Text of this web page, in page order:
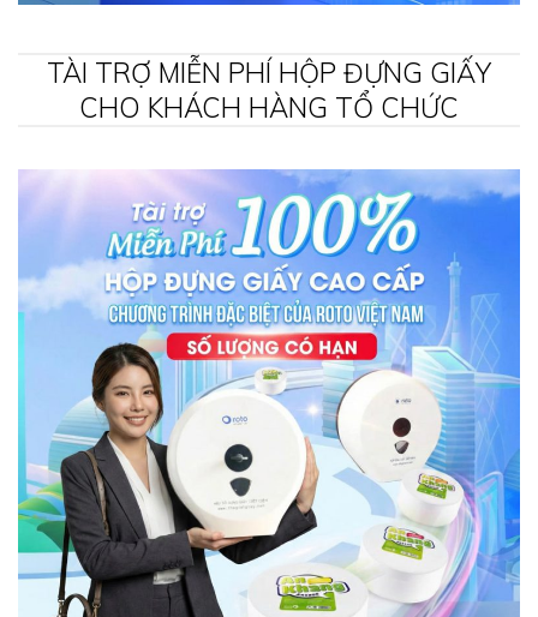
TÀI TRỢ MIỄN PHÍ HỘP ĐỰNG GIẤY
CHO KHÁCH HÀNG TỔ CHỨC